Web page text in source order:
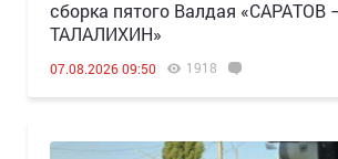
сборка пятого Валдая «САРАТОВ
ТАЛАЛИХИН»
07.08.2026 09:50 1918